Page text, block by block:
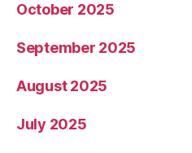
October 2025
September 2025
August 2025
July 2025